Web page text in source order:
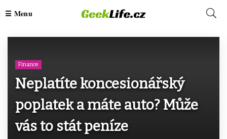
Finance
Neplatíte koncesionářský
poplatek a máte auto? Může
vás to stát peníze